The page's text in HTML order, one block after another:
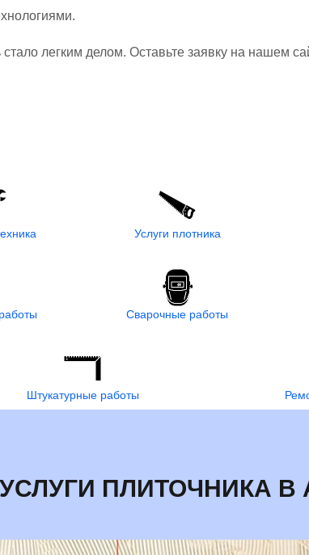
легким делом. Оставьте заявку на нашем
Услуги плотника
Сварочные работы
Штукатурные работы
ПЛИТОЧНИКА В